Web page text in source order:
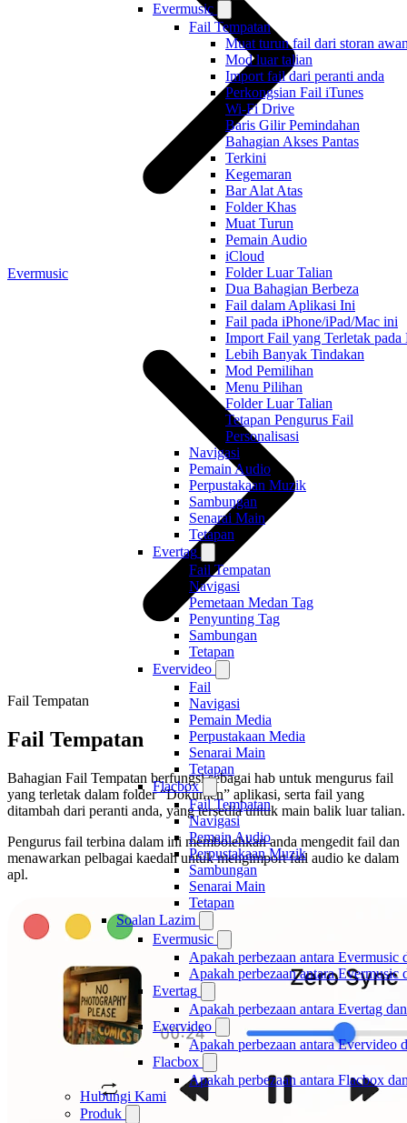
Evermusic
Fail Tempatan
Muat turun fail dari storan
Mod luar talian
Import fail dari peranti anda
Perkongsian Fail iTunes
Wi-Fi Drive
Baris Gilir Pemindahan
Bahagian Akses Pantas
Terkini
Kegemaran
Bar Alat Atas
Folder Khas
Muat Turun
Pemain Audio
iCloud
Folder Luar Talian
Dua Bahagian Berbeza
Fail dalam Aplikasi Ini
Fail pada iPhone/iPad/Mac ini
Import Fail yang Terletak
Lebih Banyak Tindakan
Mod Pemilihan
Menu Pilihan
Folder Luar Talian
Tetapan Pengurus Fail
Personalisasi
Navigasi
Pemain Audio
Perpustakaan Muzik
Sambungan
Senarai Main
Tetapan
Evertag
Fail Tempatan
Navigasi
Pemetaan Medan Tag
Penyunting Tag
Sambungan
Tetapan
Evervideo
Fail
Navigasi
Pemain Media
Perpustakaan Media
Senarai Main
Tetapan
Flacbox
Fail Tempatan
Navigasi
Pemain Audio
Perpustakaan Muzik
Sambungan
Senarai Main
Tetapan
Soalan Lazim
Evermusic
Apakah perbezaan antara Evermusic
Apakah perbezaan antara Evermusic
Evertag
Apakah perbezaan antara Evertag
Evervideo
Apakah perbezaan antara Evervideo
Flacbox
Apakah perbezaan antara Flacbox
Hubungi Kami
Produk
Evermusic
Fail Tempatan
Fail Tempatan
Bahagian Fail Tempatan berfungsi sebagai hab untuk mengurus fail
yang terletak dalam folder “Dokumen” aplikasi, serta fail yang
ditambah dari peranti anda, yang tersedia untuk main balik luar talian.
Pengurus fail terbina dalam ini membolehkan anda mengedit fail dan
menawarkan pelbagai kaedah untuk mengimport fail audio ke dalam
apl.